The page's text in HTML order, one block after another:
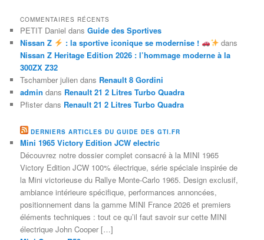
COMMENTAIRES RÉCENTS
PETIT Daniel dansGuide des Sportives
Nissan Z
: la sportive iconique se modernise !
dans
Nissan Z Heritage Edition 2026 : l’hommage moderne à la
300ZX Z32
Tschamber julien dans Renault 8 Gordini
admin dans Renault 21 2 Litres Turbo Quadra
Pfister dans Renault 21 2 Litres Turbo Quadra
DERNIERS ARTICLES DU GUIDE DES GTI.FR
Mini 1965 Victory Edition JCW electric
Découvrez notre dossier complet consacré à la MINI 1965
Victory Edition JCW 100% électrique, série spéciale inspirée de
la Mini victorieuse du Rallye Monte-Carlo 1965. Design exclusif,
ambiance intérieure spécifique, performances annoncées,
positionnement dans la gamme MINI France 2026 et premiers
éléments techniques : tout ce qu’il faut savoir sur cette MINI
électrique John Cooper […]